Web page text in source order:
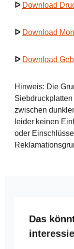
ᐅ Download
ᐅ Download
ᐅ Download
Hinweis: Die
zwischen
leider keinen
oder
Das